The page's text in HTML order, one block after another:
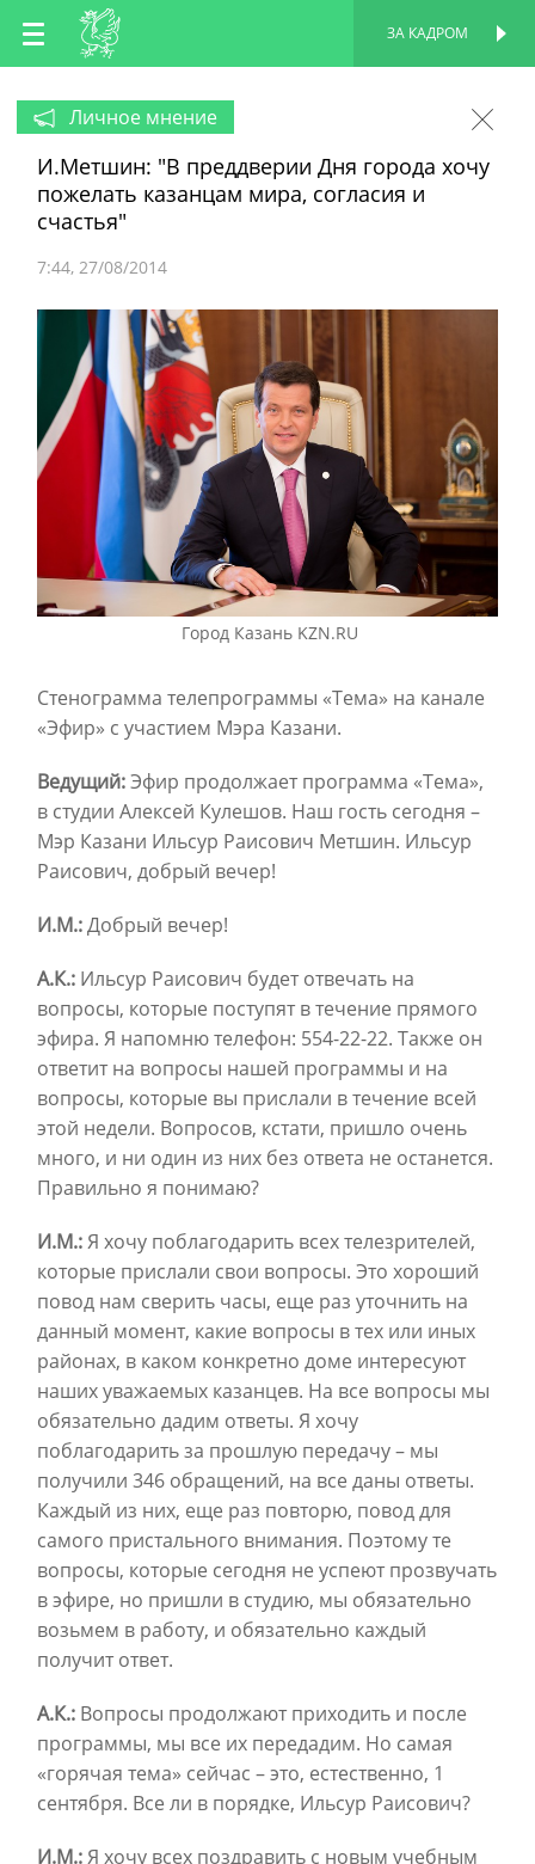
RU
EN
ЗА КАДРОМ
Личное мнение
И.Метшин: "В преддверии Дня города хочу
пожелать казанцам мира, согласия и
счастья"
7:44 27/08/2014
Город Казань KZN.RU
Cтенограмма телепрограммы «Тема» на канале
«Эфир» с участием Мэра Казани.
Ведущий:Эфир продолжает программа «Тема»,
в студии Алексей Кулешов. Наш гость сегодня –
Мэр Казани Ильсур Раисович Метшин. Ильсур
Раисович, добрый вечер!
И.М.:Добрый вечер!
А.К.: Ильсур Раисович будет отвечать на
вопросы, которые поступят в течение прямого
эфира. Я напомню телефон: 554-22-22. Также он
ответит на вопросы нашей программы и на
вопросы, которые вы прислали в течение всей
этой недели. Вопросов, кстати, пришло очень
много, и ни один из них без ответа не останется.
Правильно я понимаю?
И.М.:Я хочу поблагодарить всех телезрителей,
которые прислали свои вопросы. Это хороший
повод нам сверить часы, еще раз уточнить на
данный момент, какие вопросы в тех или иных
районах, в каком конкретно доме интересуют
наших уважаемых казанцев. На все вопросы мы
обязательно дадим ответы. Я хочу
поблагодарить за прошлую передачу – мы
получили 346 обращений, на все даны ответы.
Каждый из них, еще раз повторю, повод для
самого пристального внимания. Поэтому те
вопросы, которые сегодня не успеют прозвучать
в эфире, но пришли в студию, мы обязательно
возьмем в работу, и обязательно каждый
получит ответ.
А.К.: Вопросы продолжают приходить и после
программы, мы все их передадим. Но самая
«горячая тема» сейчас – это, естественно, 1
сентября. Все ли в порядке, Ильсур Раисович?
И.М.:Я хочу всех поздравить с новым учебным
ПЕРСОНАЛЬНАЯ